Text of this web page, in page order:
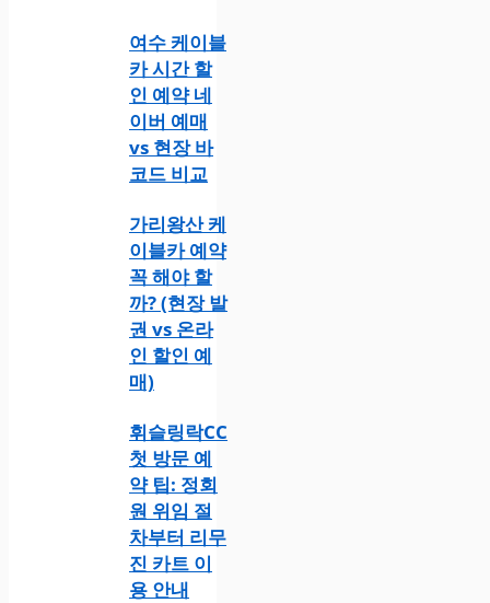
여수 케이블
카 시간 할
인 예약 네
이버 예매
vs 현장 바
코드 비교
가리왕산 케
이블카 예약
꼭 해야 할
까? (현장 발
권 vs 온라
인 할인 예
매)
휘슬링락CC
첫 방문 예
약 팁: 정회
원 위임 절
차부터 리무
진 카트 이
용 안내